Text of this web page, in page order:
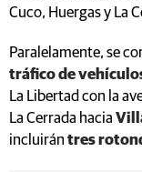
Cuco, Huergas y La
Paralelamente, se
tráfico de
La Libertad con la
La Cerrada hacia
incluirán tres